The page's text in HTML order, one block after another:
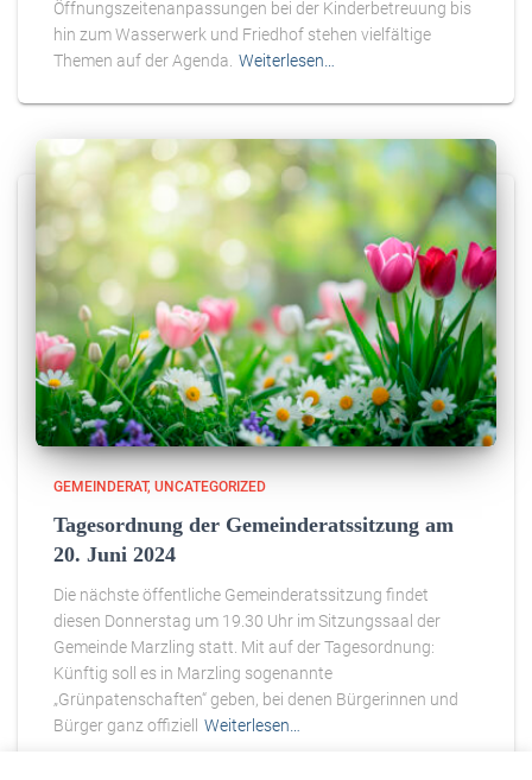
Öffnungszeitenanpassungen bei der Kinderbetreuung bis
hin zum Wasserwerk und Friedhof stehen vielfältige
Themen auf der Agenda. Weiterlesen…
GEMEINDERAT UNCATEGORIZED
Tagesordnung der Gemeinderatssitzung am
20. Juni 2024
Die nächste öffentliche Gemeinderatssitzung findet
diesen Donnerstag um 19.30 Uhr im Sitzungssaal der
Gemeinde Marzling statt. Mit auf der Tagesordnung:
Künftig soll es in Marzling sogenannte
„Grünpatenschaften“ geben, bei denen Bürgerinnen und
Bürger ganz offiziell
Weiterlesen…